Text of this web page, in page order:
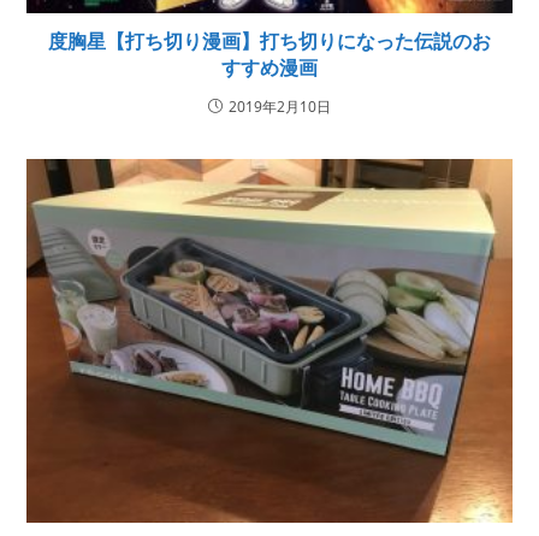
度胸星【打ち切り漫画】打ち切りになった伝説のお
すすめ漫画
2019年2月10日